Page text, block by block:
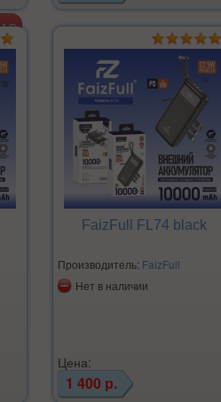
FaizFull FL74 black
Производитель: FaizFull
Нет в наличии
Цена:
1 400 р.